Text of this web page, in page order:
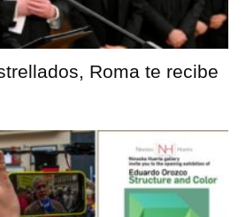
Roma te recibe